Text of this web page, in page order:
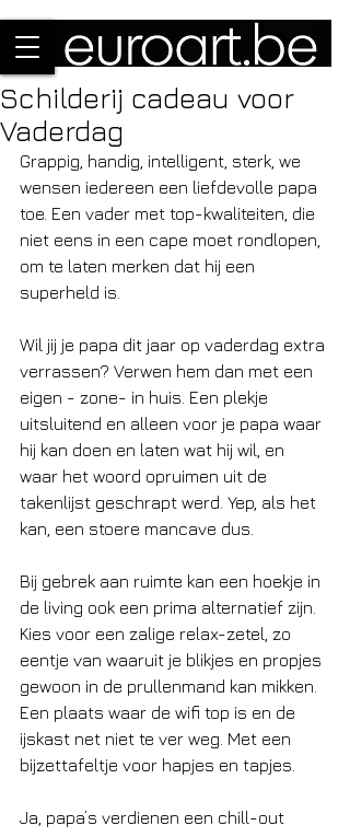
Schilderij cadeau voor
Vaderdag
Grappig, handig, intelligent, sterk, we
wensen iedereen een liefdevolle papa
toe. Een vader met top-kwaliteiten, die
niet eens in een cape moet rondlopen,
om te laten merken dat hij een
superheld is.
Wil jij je papa dit jaar op vaderdag extra
verrassen? Verwen hem dan met een
eigen - zone- in huis. Een plekje
uitsluitend en alleen voor je papa waar
hij kan doen en laten wat hij wil, en
waar het woord opruimen uit de
takenlijst geschrapt werd. Yep, als het
kan, een stoere mancave dus.
Bij gebrek aan ruimte kan een hoekje in
de living ook een prima alternatief zijn.
Kies voor een zalige relax-zetel, zo
eentje van waaruit je blikjes en propjes
gewoon in de prullenmand kan mikken.
Een plaats waar de wifi top is en de
ijskast net niet te ver weg. Met een
bijzettafeltje voor hapjes en tapjes.
Ja, papa’s verdienen een chill-out